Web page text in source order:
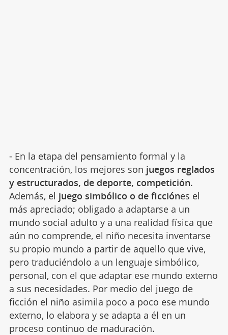
- En la etapa del pensamiento formal y la
concentración, los mejores son juegos reglados
y estructurados, de deporte, competición.
Además, el juego simbólico o de ficciónes el
más apreciado; obligado a adaptarse a un
mundo social adulto y a una realidad física que
aún no comprende, el niño necesita inventarse
su propio mundo a partir de aquello que vive,
pero traduciéndolo a un lenguaje simbólico,
personal, con el que adaptar ese mundo externo
a sus necesidades. Por medio del juego de
ficción el niño asimila poco a poco ese mundo
externo, lo elabora y se adapta a él en un
proceso continuo de maduración.